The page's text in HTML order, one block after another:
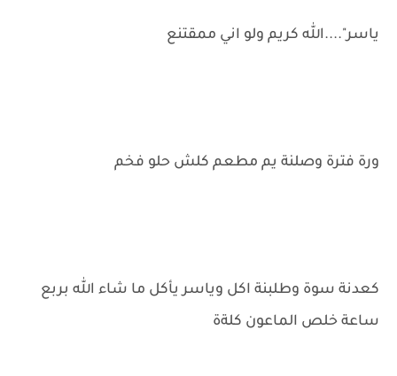
ياسر"....الله كريم ولو اني ممقتنع
ورة فترة وصلنة يم مطعم كلش حلو فخم
كعدنة سوة وطلبنة اكل وياسر يأكل ما شاء الله بربع
ساعة خلص الماعون كلةة